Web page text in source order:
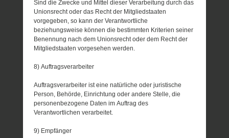
Sind die Zwecke und Mittel dieser Verarbeitung durch das
Unionsrecht oder das Recht der Mitgliedstaaten
vorgegeben, so kann der Verantwortliche
beziehungsweise können die bestimmten Kriterien seiner
Benennung nach dem Unionsrecht oder dem Recht der
Mitgliedstaaten vorgesehen werden.
8) Auftragsverarbeiter
Auftragsverarbeiter ist eine natürliche oder juristische
Person, Behörde, Einrichtung oder andere Stelle, die
personenbezogene Daten im Auftrag des
Verantwortlichen verarbeitet.
9) Empfänger